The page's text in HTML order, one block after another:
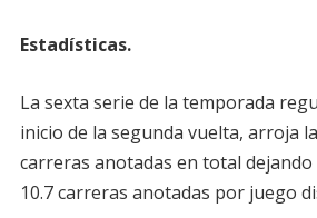
Estadísticas.
La sexta serie de la temporada
inicio de la segunda vuelta, arroja
carreras anotadas en total
10.7 carreras anotadas por juego